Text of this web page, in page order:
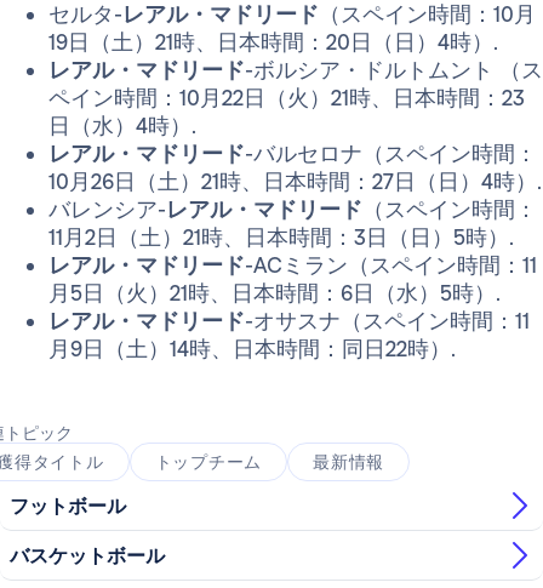
セルタ-レアル・マドリード （スペイン時間：10月
19日（土）21時、日本時間：20日（日）4時）.
レアル・マドリード-ボルシア・ドルトムント （ス
ペイン時間：10月22日（火）21時、日本時間：23
日（水）4時）.
レアル・マドリード-バルセロナ（スペイン時間：
10月26日（土）21時、日本時間：27日（日）4時）.
バレンシア-レアル・マドリード （スペイン時間：
11月2日（土）21時、日本時間：3日（日）5時）.
レアル・マドリード-ACミラン（スペイン時間：11
月5日（火）21時、日本時間：6日（水）5時）.
レアル・マドリード-オサスナ（スペイン時間：11
月9日（土）14時、日本時間：同日22時）.
トピック
得タイトル
トップチーム 最新情報
フットボール
バスケットボール